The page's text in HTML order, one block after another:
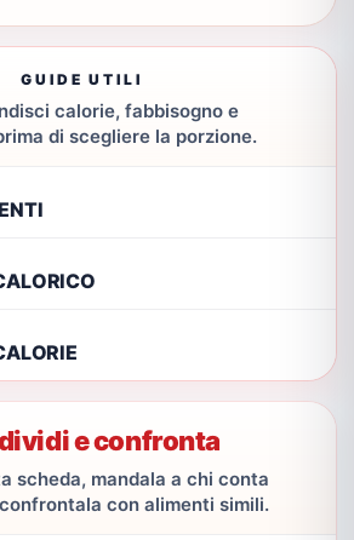
GUIDE UTILI
calorie, fabbisogno e
di scegliere la porzione.
e confronta
scheda, mandala a chi conta
con alimenti simili.